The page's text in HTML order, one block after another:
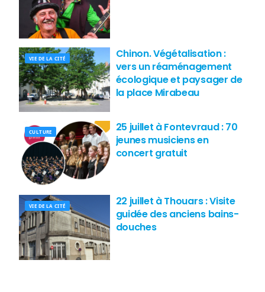
VIE DE LA CITÉ
Chinon. Végétalisation :
vers un réaménagement
écologique et paysager de
la place Mirabeau
CULTURE
25 juillet à Fontevraud : 70
jeunes musiciens en
concert gratuit
VIE DE LA CITÉ
22 juillet à Thouars : Visite
guidée des anciens bains-
douches